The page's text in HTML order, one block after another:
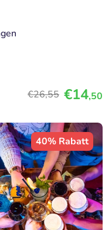
€26,55 €14,50
40% Rabatt